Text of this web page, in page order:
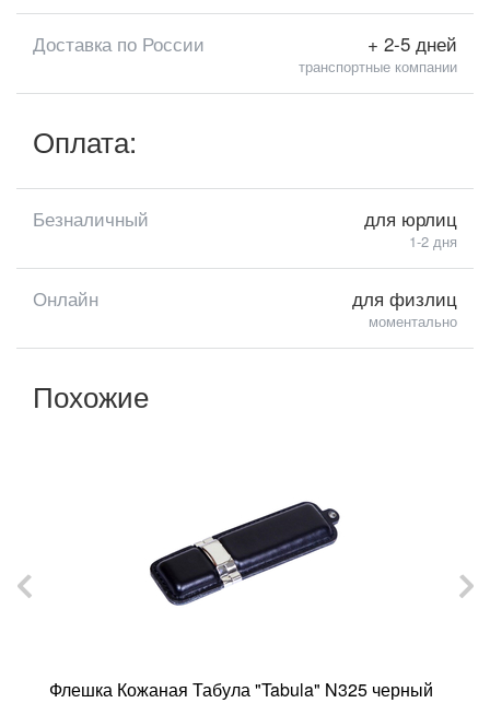
Доставка по России + 2-5 дней
транспортные компании
Оплата:
Безналичный для юрлиц
1-2 дня
Онлайн для физлиц
моментально
Похожие
Флешка Кожаная Табула "Tabula" N325 черный